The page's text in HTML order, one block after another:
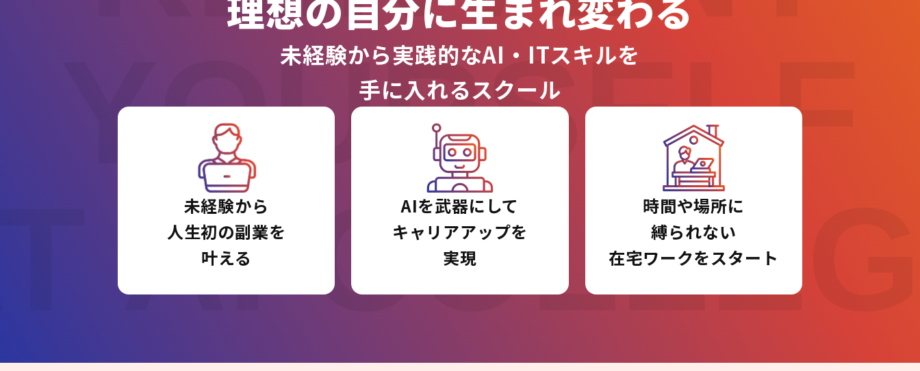
YOURSELF
AI
未経験から実践的なAI・ITスキルを
手に入れるスクール
未経験から
人生初の副業を
叶える
AIを武器にして
キャリアアップを
実現
時間や場所に
縛られない
在宅ワークをスタート